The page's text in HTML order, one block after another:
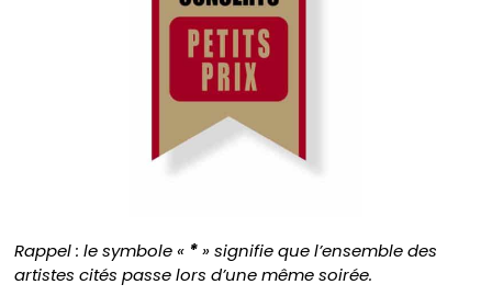
Rappel : le symbole « *» signifie que l’ensemble des
artistes cités passe lors d’une même soirée.